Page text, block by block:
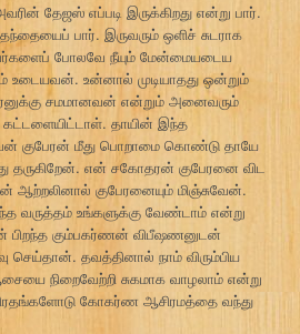
தேஜஸ் எப்படி இருக்கிறது என்று பார்.
பார். இருவரும் ஒளிச் சுடராக
போலவே நீயும் மேன்மையடைய
உன்னால் முடியாதது ஒன்றும்
சமமானவன் என்றும் அனைவரும்
கட்டளையிட்டாள். தாயின் இந்த
குபேரன் மீது பொறாமை கொண்டு தாயே
தருகிறேன். என் சகோதரன் குபேரனை விட
குபேரனையும் மிஞ்சுவேன்.
வருத்தம் உங்களுக்கு வேண்டாம் என்று
கும்பகர்ணன் விபீஷணனுடன்
செய்தான். தவத்தினால் நாம் விரும்பிய
நிறைவேற்றி சுகமாக வாழலாம் என்று
விரதங்களோடு கோகர்ண ஆசிரமத்தை வந்து